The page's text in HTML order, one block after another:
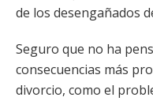
de los desengañados
Seguro que no ha
consecuencias más
divorcio, como el